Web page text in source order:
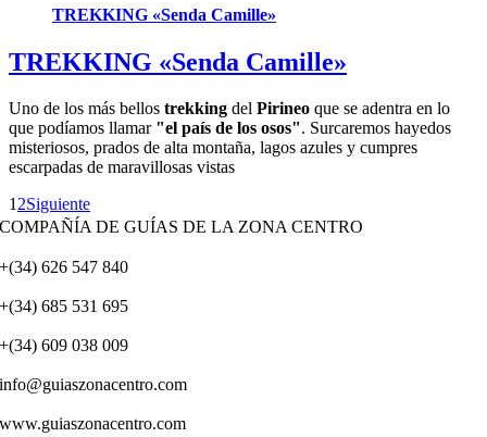
TREKKING «Senda Camille»
TREKKING «Senda Camille»
Uno de los más bellos trekking del Pirineo que se adentra en lo
que podíamos llamar "el país de los osos". Surcaremos hayedos
misteriosos, prados de alta montaña, lagos azules y cumpres
escarpadas de maravillosas vistas
1 2Siguiente
COMPAÑÍA DE GUÍAS DE LA ZONA CENTRO
+(34) 626 547 840
+(34) 685 531 695
+(34) 609 038 009
info@guiaszonacentro.com
www.guiaszonacentro.com